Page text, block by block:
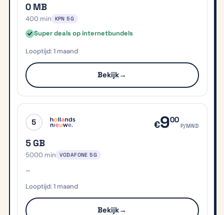
0 MB
400 min KPN 5G
Super deals op internetbundels
1 maand
Bekijk→
5
5 GB
5000 min VODAFONE 5G
–
1 maand
€900
P/MND
Bekijk→